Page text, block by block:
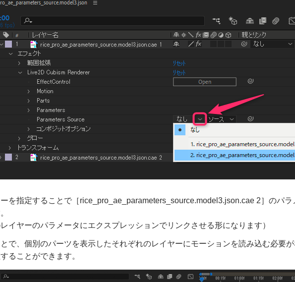
を指定することで［rice_pro_ae_parameters_source.model3.json.cae 2］のパ
レイヤーのパラメータにエクスプレッションでリンクさせる形になります）
で、個別のパーツを表示したそれぞれのレイヤーにモーションを読み込む必要
ることができます。